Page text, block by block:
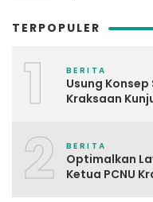
TERPOPULER
1 BERITA
Usung Konsep
Kraksaan
2 BERITA
Optimalkan
Ketua PCNU